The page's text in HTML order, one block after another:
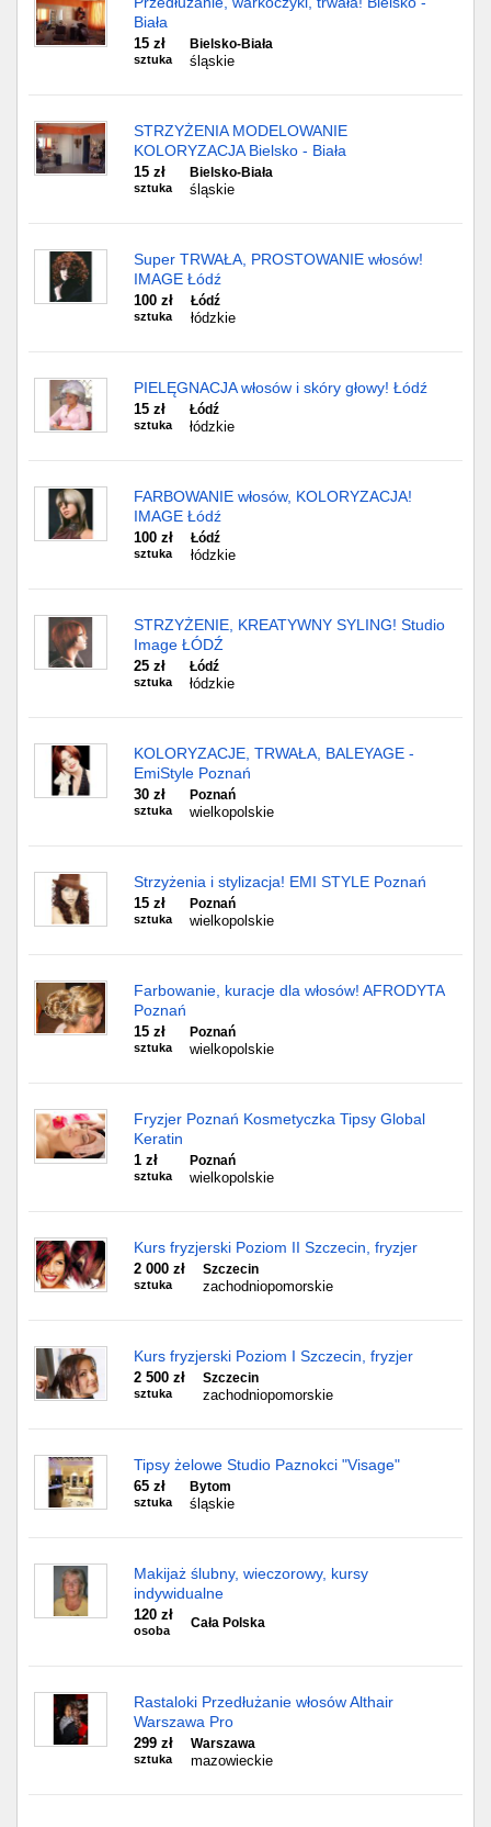
Biała
15 zł
sztuka
Bielsko-Biała
śląskie
STRZYŻENIA MODELOWANIE
KOLORYZACJA Bielsko - Biała
15 zł
sztuka
Bielsko-Biała
śląskie
Super TRWAŁA, PROSTOWANIE włosów!
IMAGE Łódź
100 zł
sztuka
Łódź
łódzkie
PIELĘGNACJA włosów i skóry głowy! Łódź
15 zł
sztuka
Łódź
łódzkie
FARBOWANIE włosów, KOLORYZACJA!
IMAGE Łódź
100 zł
sztuka
Łódź
łódzkie
STRZYŻENIE, KREATYWNY SYLING! Studio
Image ŁÓDŹ
25 zł
sztuka
Łódź
łódzkie
KOLORYZACJE, TRWAŁA, BALEYAGE -
EmiStyle Poznań
30 zł
sztuka
Poznań
wielkopolskie
Strzyżenia i stylizacja! EMI STYLE Poznań
15 zł
sztuka
Poznań
wielkopolskie
Farbowanie, kuracje dla włosów! AFRODYTA
Poznań
15 zł
sztuka
Poznań
wielkopolskie
Fryzjer Poznań Kosmetyczka Tipsy Global
Keratin
1 zł
sztuka
Poznań
wielkopolskie
Kurs fryzjerski Poziom II Szczecin, fryzjer
2 000 zł
sztuka
Szczecin
zachodniopomorskie
Kurs fryzjerski Poziom I Szczecin, fryzjer
2 500 zł
sztuka
Szczecin
zachodniopomorskie
Tipsy żelowe Studio Paznokci "Visage"
65 zł
sztuka
Bytom
śląskie
Makijaż ślubny, wieczorowy, kursy
indywidualne
120 zł
osoba
Cała Polska
Rastaloki Przedłużanie włosów Althair
Warszawa Pro
299 zł
sztuka
Warszawa
mazowieckie